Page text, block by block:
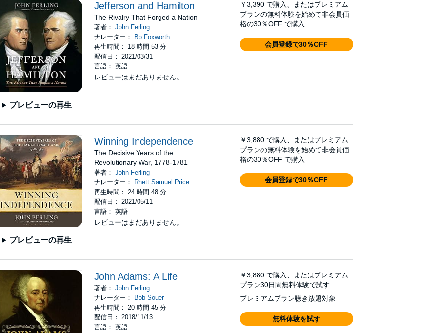
プレビューの再生
Jefferson and Hamilton
The Rivalry That Forged a Nation
著者：John Ferling
ナレーター：
Bo Foxworth
再生時間： 18 時間 53 分
配信日： 2021/03/31
言語： 英語
レビューはまだありません。
￥3,390 で購入、またはプレミアム
プランの無料体験を始めて非会員価
格の30％OFF で購入
会員登録で30％OFF
プレビューの再生
Winning Independence
The Decisive Years of the
Revolutionary War, 1778-1781
著者：John Ferling
ナレーター： Rhett Samuel Price
再生時間： 24 時間 48 分
配信日： 2021/05/11
言語： 英語
レビューはまだありません。
￥3,880 で購入、またはプレミアム
プランの無料体験を始めて非会員価
格の30％OFF で購入
会員登録で30％OFF
John Adams: A Life
著者：John Ferling
ナレーター：
Bob Souer
再生時間： 20 時間 45 分
配信日： 2018/11/13
言語： 英語
￥3,880 で購入、またはプレミアム
プラン30日間無料体験で試す
プレミアムプラン聴き放題対象
無料体験を試す